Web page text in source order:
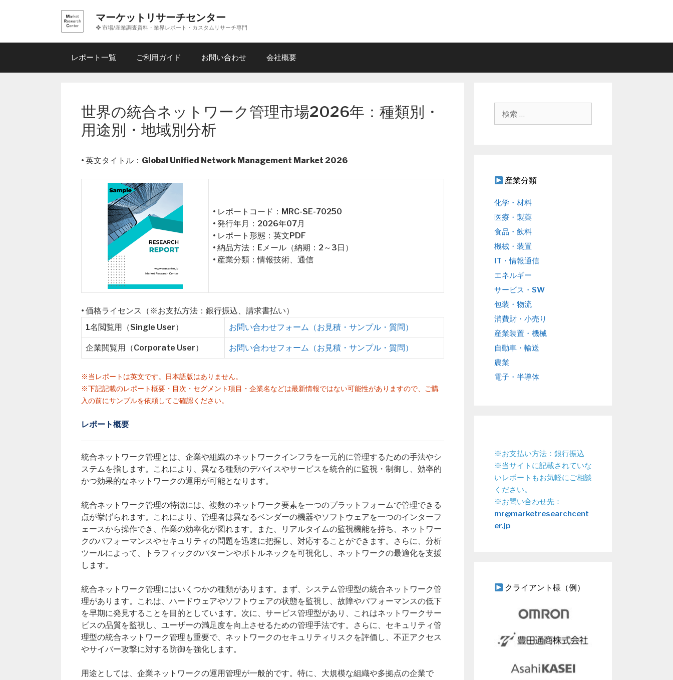
ン
マーケットリサーチセンター
❖ 市場/産業調査資料・業界レポート・カスタムリサーチ専門
レポート一覧 ご利用ガイド お問い合わせ 会社概要
世界の統合ネットワーク管理市場2026年：種類別・
用途別・地域別分析
• 英文タイトル： Global Unified Network Management Market 2026
• レポートコード：MRC-SE-70250
• 発行年月：2026年07月
• レポート形態：英文PDF
• 納品方法：Eメール（納期：2～3日）
• 産業分類：情報技術、通信
• 価格ライセンス（※お支払方法：銀行振込、請求書払い）
1名閲覧用（Single User）
お問い合わせフォーム（お見積・サンプル・質問）
企業閲覧用（Corporate User） お問い合わせフォーム（お見積・サンプル・質問）
※当レポートは英文です。日本語版はありません。
※下記記載のレポート概要・目次・セグメント項目・企業名などは最新情報ではない可能性がありますので、ご購
入の前にサンプルを依頼してご確認ください。
レポート概要
統合ネットワーク管理とは、企業や組織のネットワークインフラを一元的に管理するための手法やシ
ステムを指します。これにより、異なる種類のデバイスやサービスを統合的に監視・制御し、効率的
かつ効果的なネットワークの運用が可能となります。
統合ネットワーク管理の特徴には、複数のネットワーク要素を一つのプラットフォームで管理できる
点が挙げられます。これにより、管理者は異なるベンダーの機器やソフトウェアを一つのインターフ
ェースから操作でき、作業の効率化が図れます。また、リアルタイムの監視機能を持ち、ネットワー
クのパフォーマンスやセキュリティの問題を迅速に把握し、対応することができます。さらに、分析
ツールによって、トラフィックのパターンやボトルネックを可視化し、ネットワークの最適化を支援
します。
統合ネットワーク管理にはいくつかの種類があります。まず、システム管理型の統合ネットワーク管
理があります。これは、ハードウェアやソフトウェアの状態を監視し、故障やパフォーマンスの低下
を早期に発見することを目的としています。次に、サービス管理型があり、これはネットワークサー
ビスの品質を監視し、ユーザーの満足度を向上させるための管理手法です。さらに、セキュリティ管
理型の統合ネットワーク管理も重要で、ネットワークのセキュリティリスクを評価し、不正アクセス
やサイバー攻撃に対する防御を強化します。
用途としては、企業ネットワークの運用管理が一般的です。特に、大規模な組織や多拠点の企業で
産業分類
化学・材料
医療・製薬
食品・飲料
機械・装置
IT・情報通信
エネルギー
サービス・SW
包装・物流
消費財・小売り
産業装置・機械
自動車・輸送
農業
電子・半導体
※お支払い方法：銀行振込
※当サイトに記載されていな
いレポートもお気軽にご相談
ください。
※お問い合わせ先：
mr@marketresearchcent
er.jp
クライアント様（例）